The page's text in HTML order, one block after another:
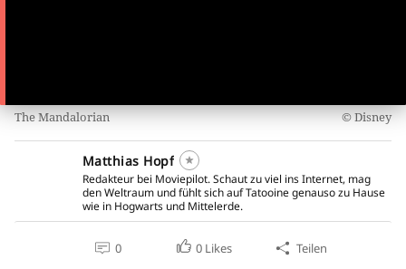
The Mandalorian Disney
Matthias Hopf
Redakteur bei Moviepilot. Schaut zu viel ins Internet, mag
den Weltraum und fühlt sich auf Tatooine genauso zu Hause
wie in Hogwarts und Mittelerde.
0 0 Likes Teilen